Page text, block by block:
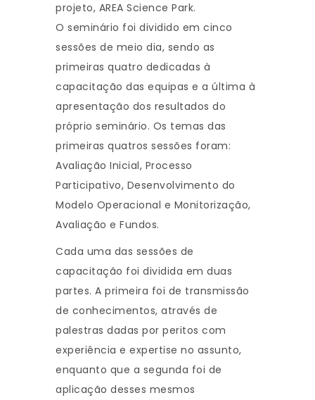
projeto, AREA Science Park.
O seminário foi dividido em cinco
sessões de meio dia, sendo as
primeiras quatro dedicadas à
capacitação das equipas e a última à
apresentação dos resultados do
próprio seminário. Os temas das
primeiras quatros sessões foram:
Avaliação Inicial, Processo
Participativo, Desenvolvimento do
Modelo Operacional e Monitorização,
Avaliação e Fundos.
Cada uma das sessões de
capacitação foi dividida em duas
partes. A primeira foi de transmissão
de conhecimentos, através de
palestras dadas por peritos com
experiência e expertise no assunto,
enquanto que a segunda foi de
aplicação desses mesmos